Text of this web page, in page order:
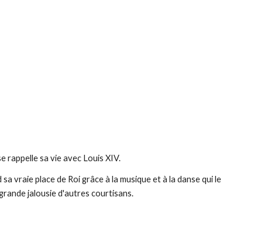
se rappelle sa vie avec Louis XIV.
jalousie d'autres courtisans.